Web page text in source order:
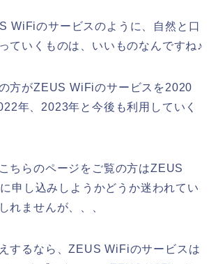
WiFiのサービスのように、自然と口
ていくものは、いいものなんですね♪
方がZEUS WiFiのサービスを2020
年、2023年と今後も利用していく
ちらのページをご覧の方はZEUS
申し込みしようかどうか迷われてい
れませんが、、、
するなら、ZEUS WiFiのサービスは